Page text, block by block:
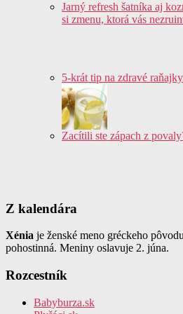
Jarný refresh šatníka aj
si zmenu, ktorá vás
5-krát tip na zdravé
Zacítili ste zápach z
Z kalendára
Xénia je ženské meno gréckeho
pohostinná. Meniny oslavuje 2. júna.
Rozcestník
Babyburza.sk